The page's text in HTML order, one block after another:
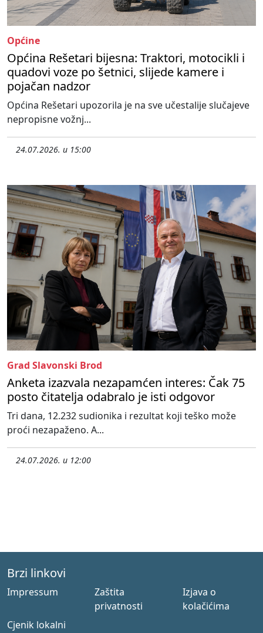
Općine
Općina Rešetari bijesna: Traktori, motocikli i
quadovi voze po šetnici, slijede kamere i
pojačan nadzor
Općina Rešetari upozorila je na sve učestalije slučajeve
nepropisne vožnj...
24.07.2026. u 15:00
Grad Slavonski Brod
Anketa izazvala nezapamćen interes: Čak 75
posto čitatelja odabralo je isti odgovor
Tri dana, 12.232 sudionika i rezultat koji teško može
proći nezapaženo. A...
24.07.2026. u 12:00
Brzi linkovi
Impressum
Zaštita
privatnosti
Izjava o
kolačićima
Cjenik lokalni